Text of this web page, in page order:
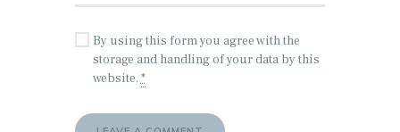
By using this form you agree with the
storage and handling of your data by this
website.*